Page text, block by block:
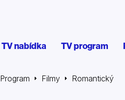
TV nabídka TV program
Program Filmy Romantický